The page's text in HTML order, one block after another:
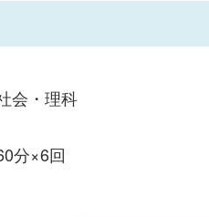
会・理科
分×6回